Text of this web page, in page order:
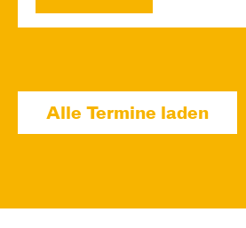
JUNGES SCHAUSPIEL
Bin gleich fertig!
Choreografie: Barbara Fuchs
Alle Termine laden